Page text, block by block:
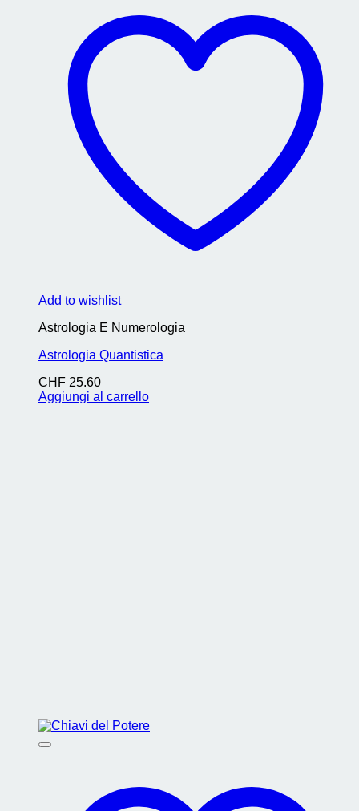
Add to wishlist
Astrologia E Numerologia
Astrologia Quantistica
CHF 25.60
Aggiungi al carrello